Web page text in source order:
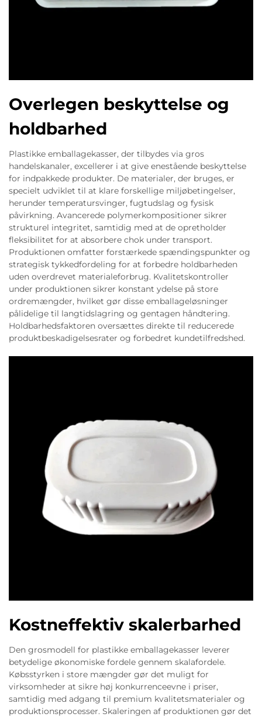
Overlegen beskyttelse og
holdbarhed
Plastikke emballagekasser, der tilbydes via gros
handelskanaler, excellerer i at give enestående beskyttelse
for indpakkede produkter. De materialer, der bruges, er
specielt udviklet til at klare forskellige miljøbetingelser,
herunder temperatursvinger, fugtudslag og fysisk
påvirkning. Avancerede polymerkompositioner sikrer
strukturel integritet, samtidig med at de opretholder
fleksibilitet for at absorbere chok under transport.
Produktionen omfatter forstærkede spændingspunkter og
strategisk tykkedfordeling for at forbedre holdbarheden
uden overdrevet materialeforbrug. Kvalitetskontroller
under produktionen sikrer konstant ydelse på store
ordremængder, hvilket gør disse emballageløsninger
pålidelige til langtidslagring og gentagen håndtering.
Holdbarhedsfaktoren oversættes direkte til reducerede
produktbeskadigelsesrater og forbedret kundetilfredshed.
Kostneffektiv skalerbarhed
Den grosmodell for plastikke emballagekasser leverer
betydelige økonomiske fordele gennem skalafordele.
Købsstyrken i store mængder gør det muligt for
virksomheder at sikre høj konkurrenceevne i priser,
samtidig med adgang til premium kvalitetsmaterialer og
produktionsprocesser. Skaleringen af produktionen gør det